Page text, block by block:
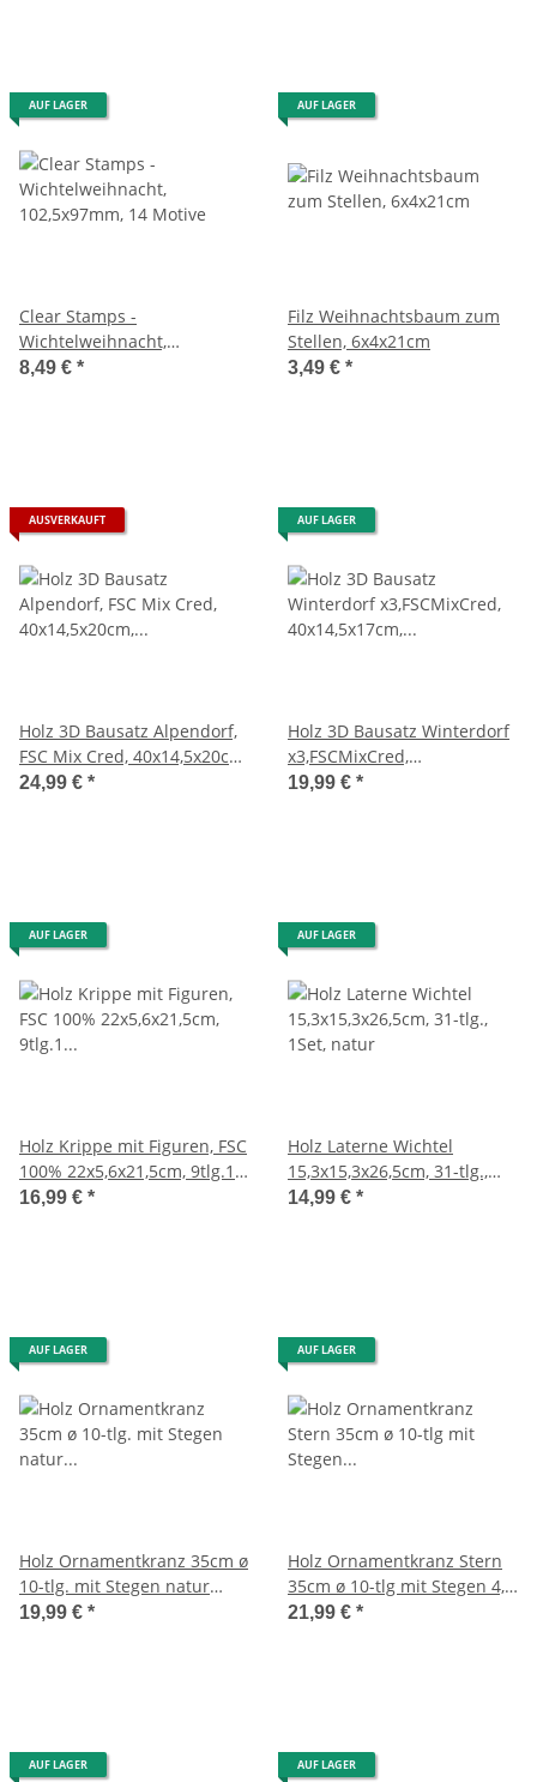
AUF LAGER
Clear Stamps -
Wichtelweihnacht,
102,5x97mm, 14 Motive
8,49 € *
AUF LAGER
Filz Weihnachtsbaum zum
Stellen, 6x4x21cm
3,49 € *
AUSVERKAUFT
Holz 3D Bausatz Alpendorf,
FSC Mix Cred, 40x14,5x20cm,
94tlg., +Drehteller, Box,
24,99 € *
AUF LAGER
Holz 3D Bausatz Winterdorf
x3,FSCMixCred,
40x14,5x17cm, 84tlg., Box
19,99 € *
AUF LAGER
Holz Krippe mit Figuren, FSC
100% 22x5,6x21,5cm, 9tlg.1
Set natur
16,99 € *
AUF LAGER
Holz Laterne Wichtel
15,3x15,3x26,5cm, 31-tlg.,
1Set, natur
14,99 € *
AUF LAGER
Holz Ornamentkranz 35cm ø
10-tlg. mit Stegen natur
Schneeflocken
19,99 € *
AUF LAGER
Holz Ornamentkranz Stern
35cm ø 10-tlg mit Stegen 4,8
cm natur
21,99 € *
AUF LAGER AUF LAGER